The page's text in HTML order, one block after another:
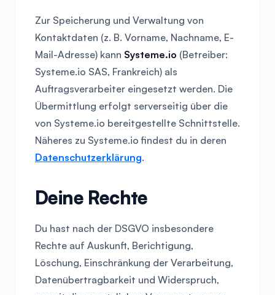
Zur Speicherung und Verwaltung von
Kontaktdaten (z. B. Vorname, Nachname, E-
Mail-Adresse) kann Systeme.io (Betreiber:
Systeme.io SAS, Frankreich) als
Auftragsverarbeiter eingesetzt werden. Die
Übermittlung erfolgt serverseitig über die
von Systeme.io bereitgestellte Schnittstelle.
Näheres zu Systeme.io findest du in deren
Datenschutzerklärung.
Deine Rechte
Du hast nach der DSGVO insbesondere
Rechte auf Auskunft, Berichtigung,
Löschung, Einschränkung der Verarbeitung,
Datenübertragbarkeit und Widerspruch,